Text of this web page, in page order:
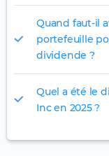
Quand faut-il
portefeuille
dividende ?
Quel a été le
Inc en 2025 ?